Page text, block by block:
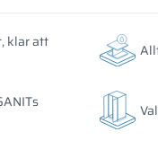
klar attRAL-klassificering är
på skärmens
RAL-klassificering är
på skärmens